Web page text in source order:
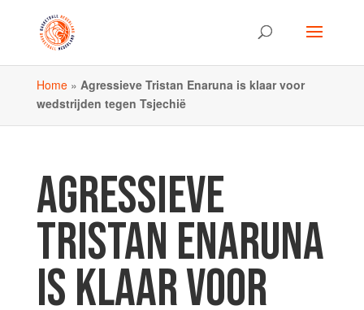
Home» Agressieve Tristan Enaruna is klaar voor
wedstrijden tegen Tsjechië
AGRESSIEVE
TRISTAN ENARUNA
IS KLAAR VOOR